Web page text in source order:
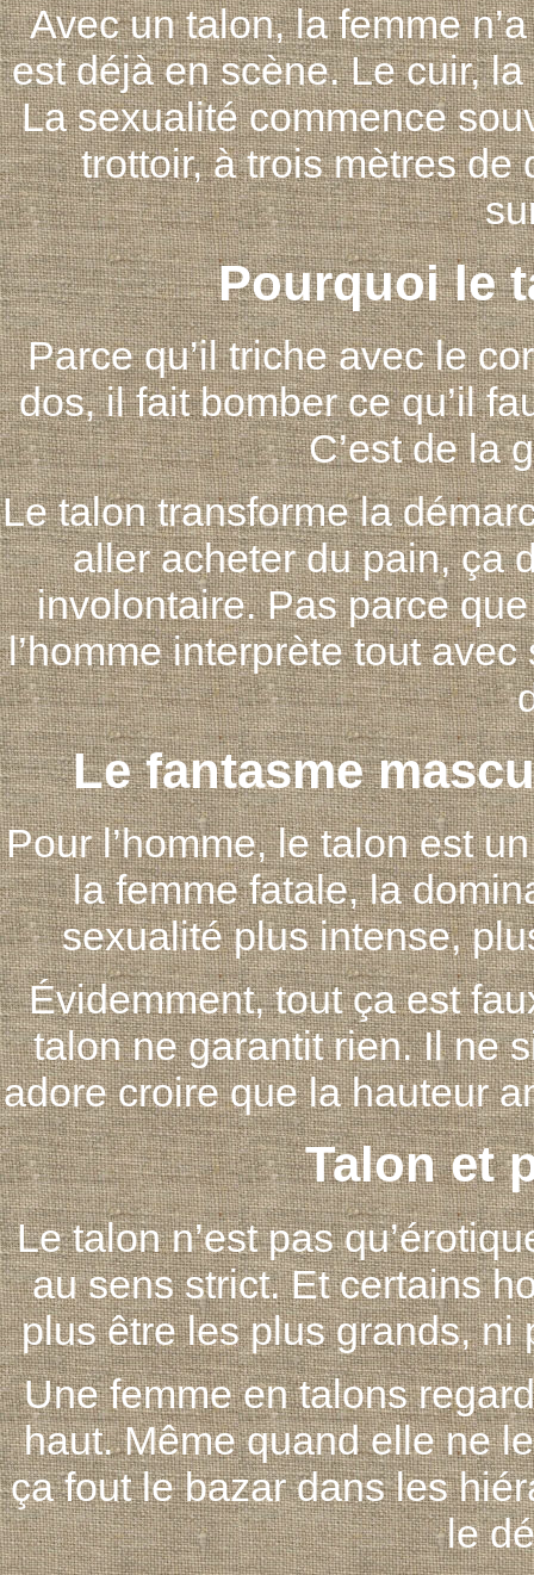
Avec un talon, la femme
est déjà en scène. Le cuir,
La sexualité commence
trottoir, à trois mètres
Pourquoi le
Parce qu’il triche avec le
dos, il fait bomber ce qu’il
C’est de la
Le talon transforme la
aller acheter du pain, ça
involontaire. Pas parce
l’homme interprète tout
Le fantasme
Pour l’homme, le talon est
la femme fatale, la
sexualité plus intense,
Évidemment, tout ça est
talon ne garantit rien. Il ne
adore croire que la hauteur
Talon et
Le talon n’est pas
au sens strict. Et certains
plus être les plus grands, ni
Une femme en talons
haut. Même quand elle ne
ça fout le bazar dans les
le